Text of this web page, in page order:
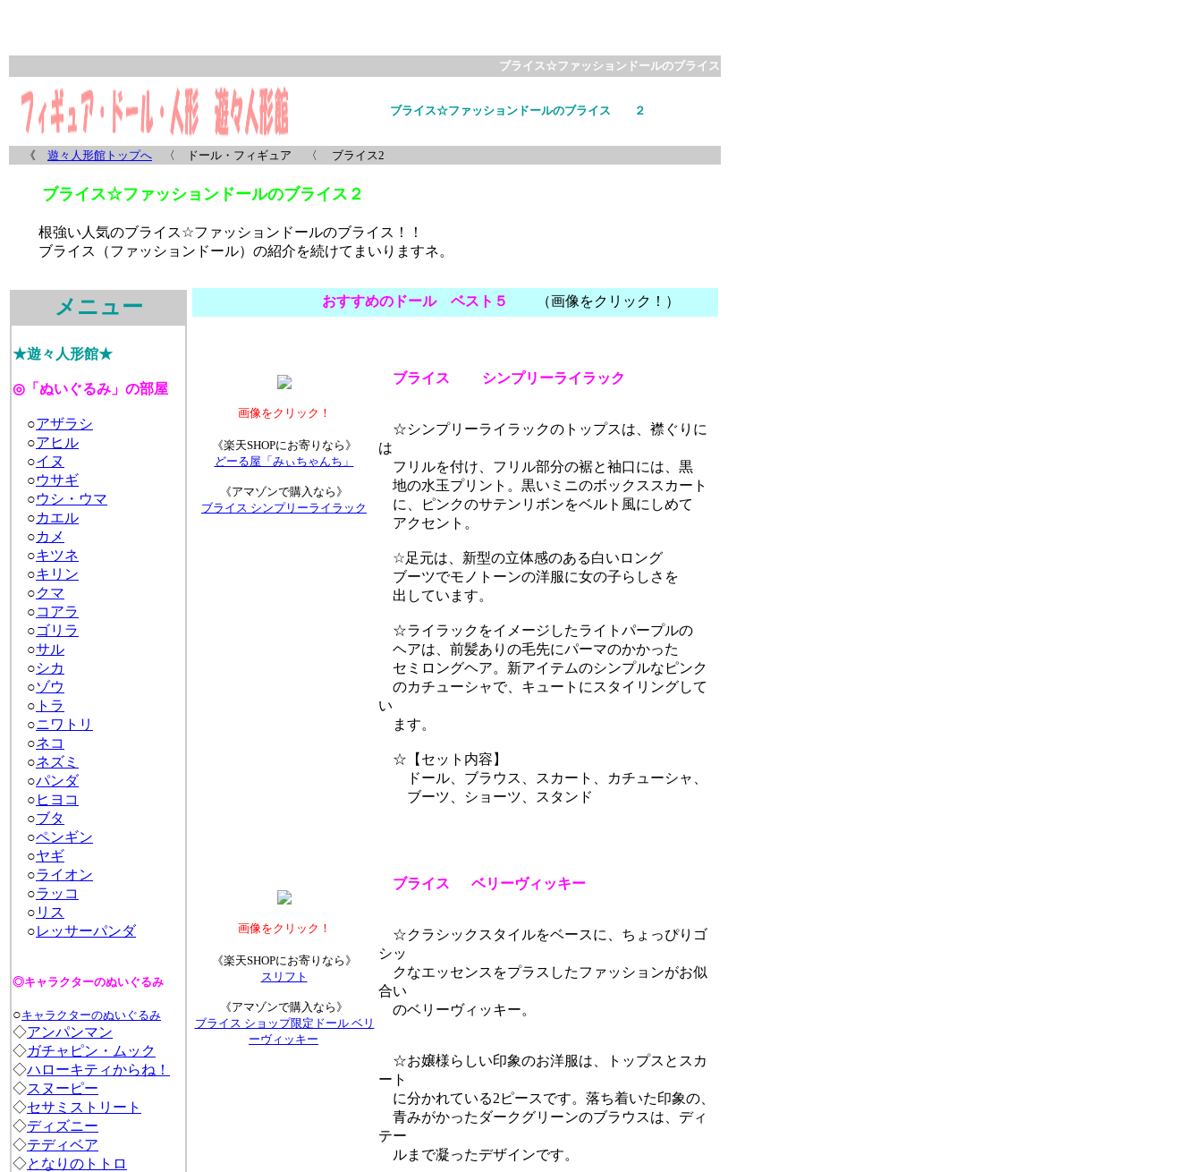
ブライス☆ファッションドールのブライス
ブライス☆ファッションドールのブライス ２
《 遊々人形館トップへ 〈 ドール・フィギュア 〈 ブライス2
ブライス☆ファッションドールのブライス２
根強い人気のブライス☆ファッションドールのブライス ！！
ブライス
（ファッションドール）の紹介を続けてまいりますネ。
おすすめのドール ベスト５ （画像をクリック！）
ブライス シンプリーライラック
☆シンプリーライラックのトップスは、襟ぐりに
は
フリルを付け、フリル部分の裾と袖口には、黒
地の水玉プリント。黒いミニのボックススカート
に、ピンクのサテンリボンをベルト風にしめて
アクセント。
☆足元は、新型の立体感のある白いロング
ブーツでモノトーンの洋服に女の子らしさを
出しています。
☆ライラックをイメージしたライトパープルの
ヘアは、前髪ありの毛先にパーマのかかった
セミロングヘア。新アイテムのシンプルなピンク
のカチューシャで、キュートにスタイリングして
い
ます。
☆【セット内容】
ドール、ブラウス、スカート、カチューシャ、
ブーツ、ショーツ、スタンド
画像をクリック！
《楽天SHOPにお寄りなら》
どーる屋「みぃちゃんち」
《アマゾンで購入なら》
ブライス シンプリーライラック
ブライス ベリーヴィッキー
☆クラシックスタイルをベースに、ちょっぴりゴ
シッ
クなエッセンスをプラスしたファッションがお似
合い
のベリーヴィッキー。
☆お嬢様らしい印象のお洋服は、トップスとスカ
ート
に分かれている2ピースです。落ち着いた印象の、
青みがかったダークグリーンのブラウスは、ディ
テー
ルまで凝ったデザインです。
画像をクリック！
《楽天SHOPにお寄りなら》
スリフト
《アマゾンで購入なら》
ブライス ショップ限定ドール ベリ
ーヴィッキー
メニュー
★遊々人形館★
◎「ぬいぐるみ」の部屋
○アザラシ
○アヒル
○イヌ
○ウサギ
○ウシ・ウマ
○カエル
○カメ
○キツネ
○キリン
○クマ
○コアラ
○ゴリラ
○サル
○シカ
○ゾウ
○ トラ
○ニワトリ
○ネコ
○ネズミ
○パンダ
○ ヒヨコ
○ブタ
○ペンギン
○ヤギ
○ライオン
○ラッコ
○ リス
○レッサーパンダ
◎キャラクターのぬいぐるみ
○キャラクターのぬいぐるみ
◇アンパンマン
◇ガチャピン・ムック
◇ハローキティからね！
◇スヌーピー
◇セサミストリート
◇ディズニー
◇テディベア
◇となりのトトロ